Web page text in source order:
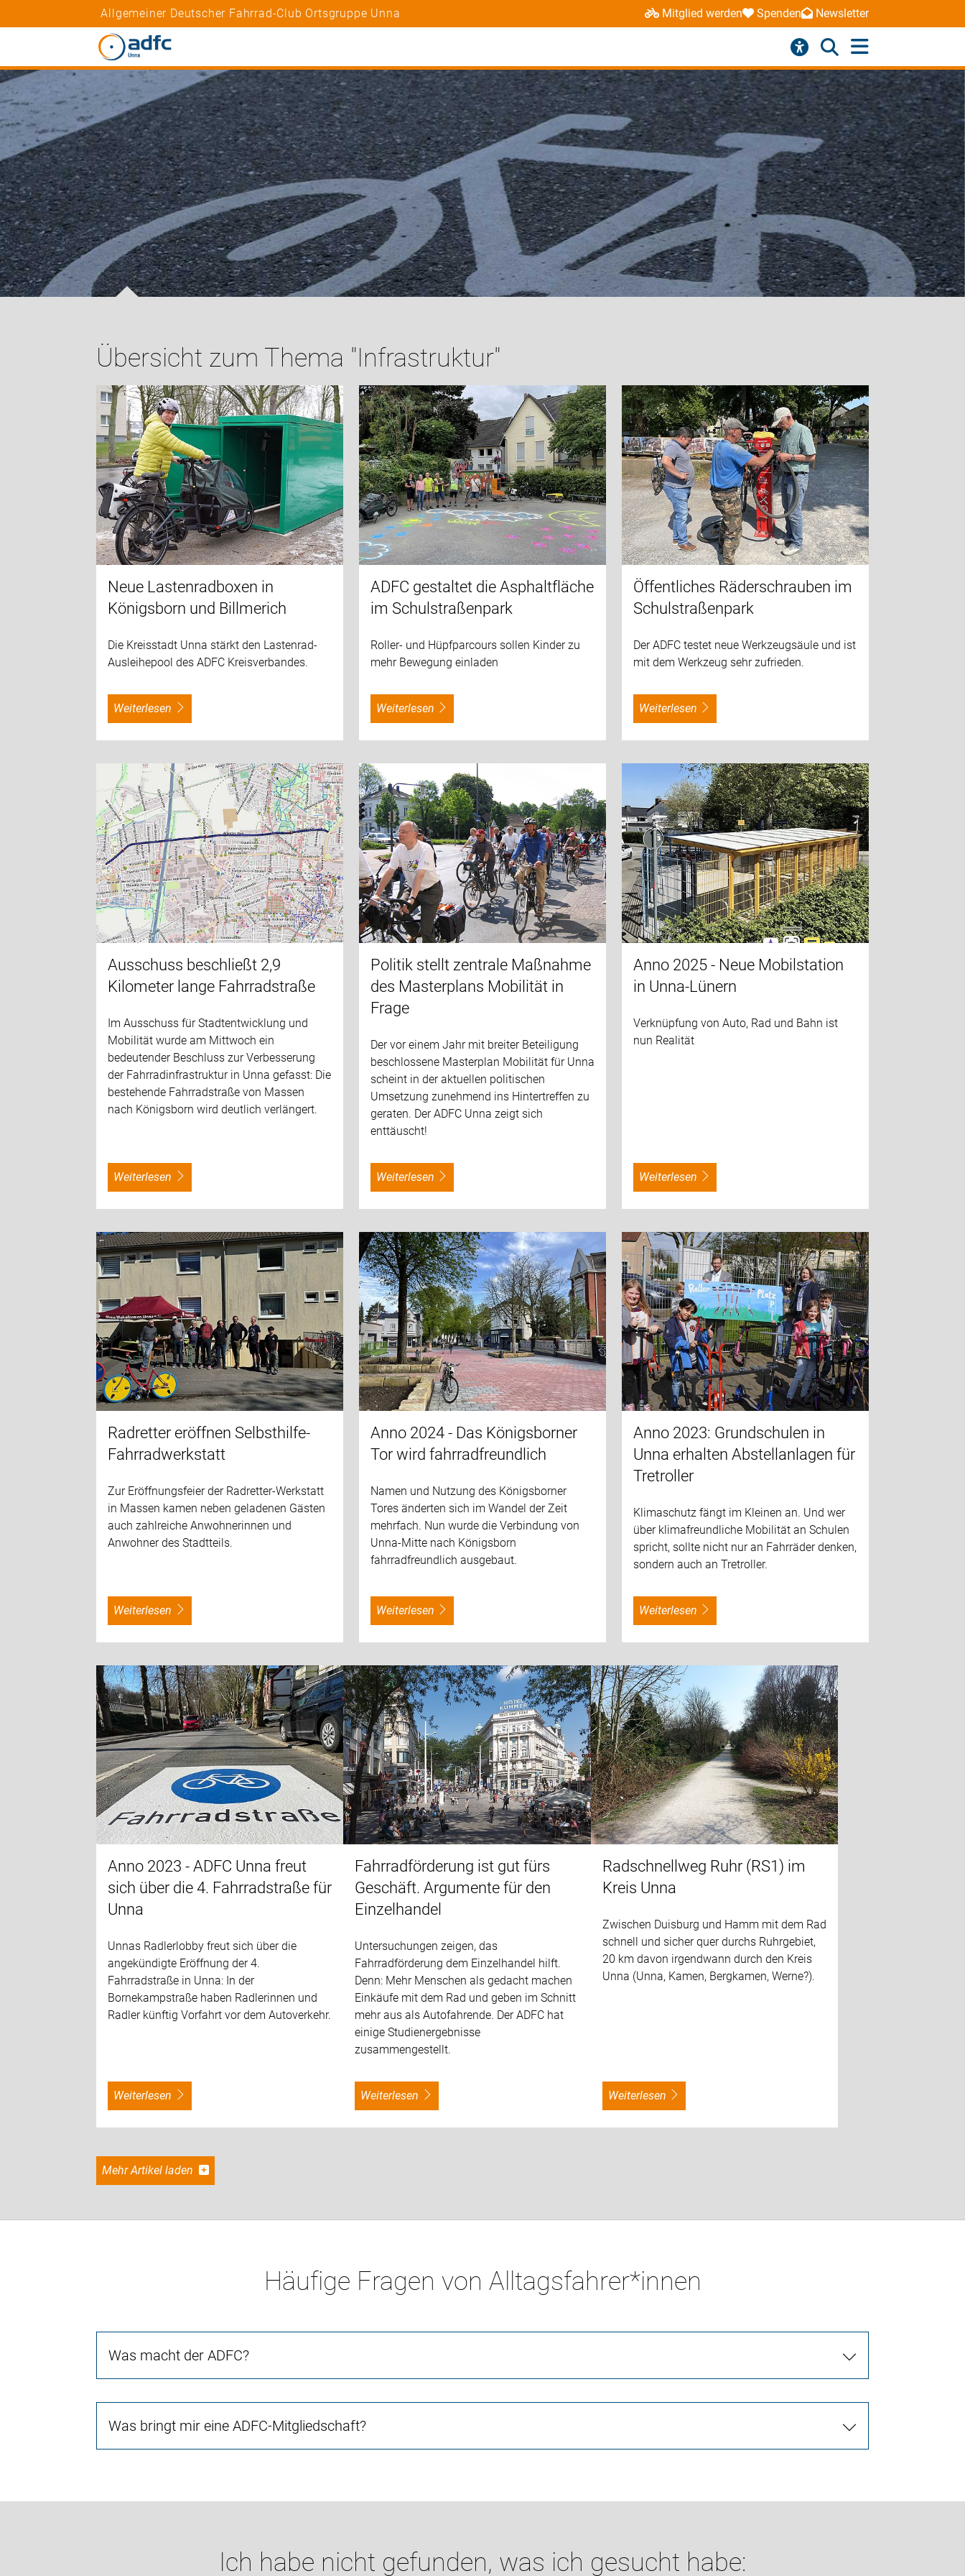
Allgemeiner Deutscher Fahrrad-Club Ortsgruppe Unna Mitglied werden Spenden Newsletter
Übersicht zum Thema "Infrastruktur"
Neue Lastenradboxen in
Königsborn und Billmerich
Die Kreisstadt Unna stärkt den Lastenrad-
Ausleihepool des ADFC Kreisverbandes.
weiterlesen
ADFC gestaltet die Asphaltfläche
im Schulstraßenpark
Roller- und Hüpfparcours sollen Kinder zu
mehr Bewegung einladen
weiterlesen
Öffentliches Räderschrauben im
Schulstraßenpark
Der ADFC testet neue Werkzeugsäule und ist
mit dem Werkzeug sehr zufrieden.
weiterlesen
Ausschuss beschließt 2,9
Kilometer lange Fahrradstraße
Im Ausschuss für Stadtentwicklung und
Mobilität wurde am Mittwoch ein
bedeutender Beschluss zur Verbesserung
der Fahrradinfrastruktur in Unna gefasst: Die
bestehende Fahrradstraße von Massen
nach Königsborn wird deutlich verlängert.
weiterlesen
Politik stellt zentrale Maßnahme
des Masterplans Mobilität in
Frage
Der vor einem Jahr mit breiter Beteiligung
beschlossene Masterplan Mobilität für Unna
scheint in der aktuellen politischen
Umsetzung zunehmend ins Hintertreffen zu
geraten. Der ADFC Unna zeigt sich
enttäuscht!
weiterlesen
Anno 2025 - Neue Mobilstation
in Unna-Lünern
Verknüpfung von Auto, Rad und Bahn ist
nun Realität
weiterlesen
Radretter eröffnen Selbsthilfe-
Fahrradwerkstatt
Zur Eröffnungsfeier der Radretter-Werkstatt
in Massen kamen neben geladenen Gästen
auch zahlreiche Anwohnerinnen und
Anwohner des Stadtteils.
weiterlesen
Anno 2024 - Das Königsborner
Tor wird fahrradfreundlich
Namen und Nutzung des Königsborner
Tores änderten sich im Wandel der Zeit
mehrfach. Nun wurde die Verbindung von
Unna-Mitte nach Königsborn
fahrradfreundlich ausgebaut.
weiterlesen
Anno 2023: Grundschulen in
Unna erhalten Abstellanlagen für
Tretroller
Klimaschutz fängt im Kleinen an. Und wer
über klimafreundliche Mobilität an Schulen
spricht, sollte nicht nur an Fahrräder denken,
sondern auch an Tretroller.
weiterlesen
Anno 2023 - ADFC Unna freut
sich über die 4. Fahrradstraße für
Unna
Unnas Radlerlobby freut sich über die
angekündigte Eröffnung der 4.
Fahrradstraße in Unna: In der
Bornekampstraße haben Radlerinnen und
Radler künftig Vorfahrt vor dem Autoverkehr.
weiterlesen
Fahrradförderung ist gut fürs
Geschäft. Argumente für den
Einzelhandel
Untersuchungen zeigen, das
Fahrradförderung dem Einzelhandel hilft.
Denn: Mehr Menschen als gedacht machen
Einkäufe mit dem Rad und geben im Schnitt
mehr aus als Autofahrende. Der ADFC hat
einige Studienergebnisse
zusammengestellt.
weiterlesen
Radschnellweg Ruhr (RS1) im
Kreis Unna
Zwischen Duisburg und Hamm mit dem Rad
schnell und sicher quer durchs Ruhrgebiet,
20 km davon irgendwann durch den Kreis
Unna (Unna, Kamen, Bergkamen, Werne?).
weiterlesen
Mehr Artikel laden
Häufige Fragen von Alltagsfahrer*innen
Was macht der ADFC?
Was bringt mir eine ADFC-Mitgliedschaft?
Ich habe nicht gefunden, was ich gesucht habe: